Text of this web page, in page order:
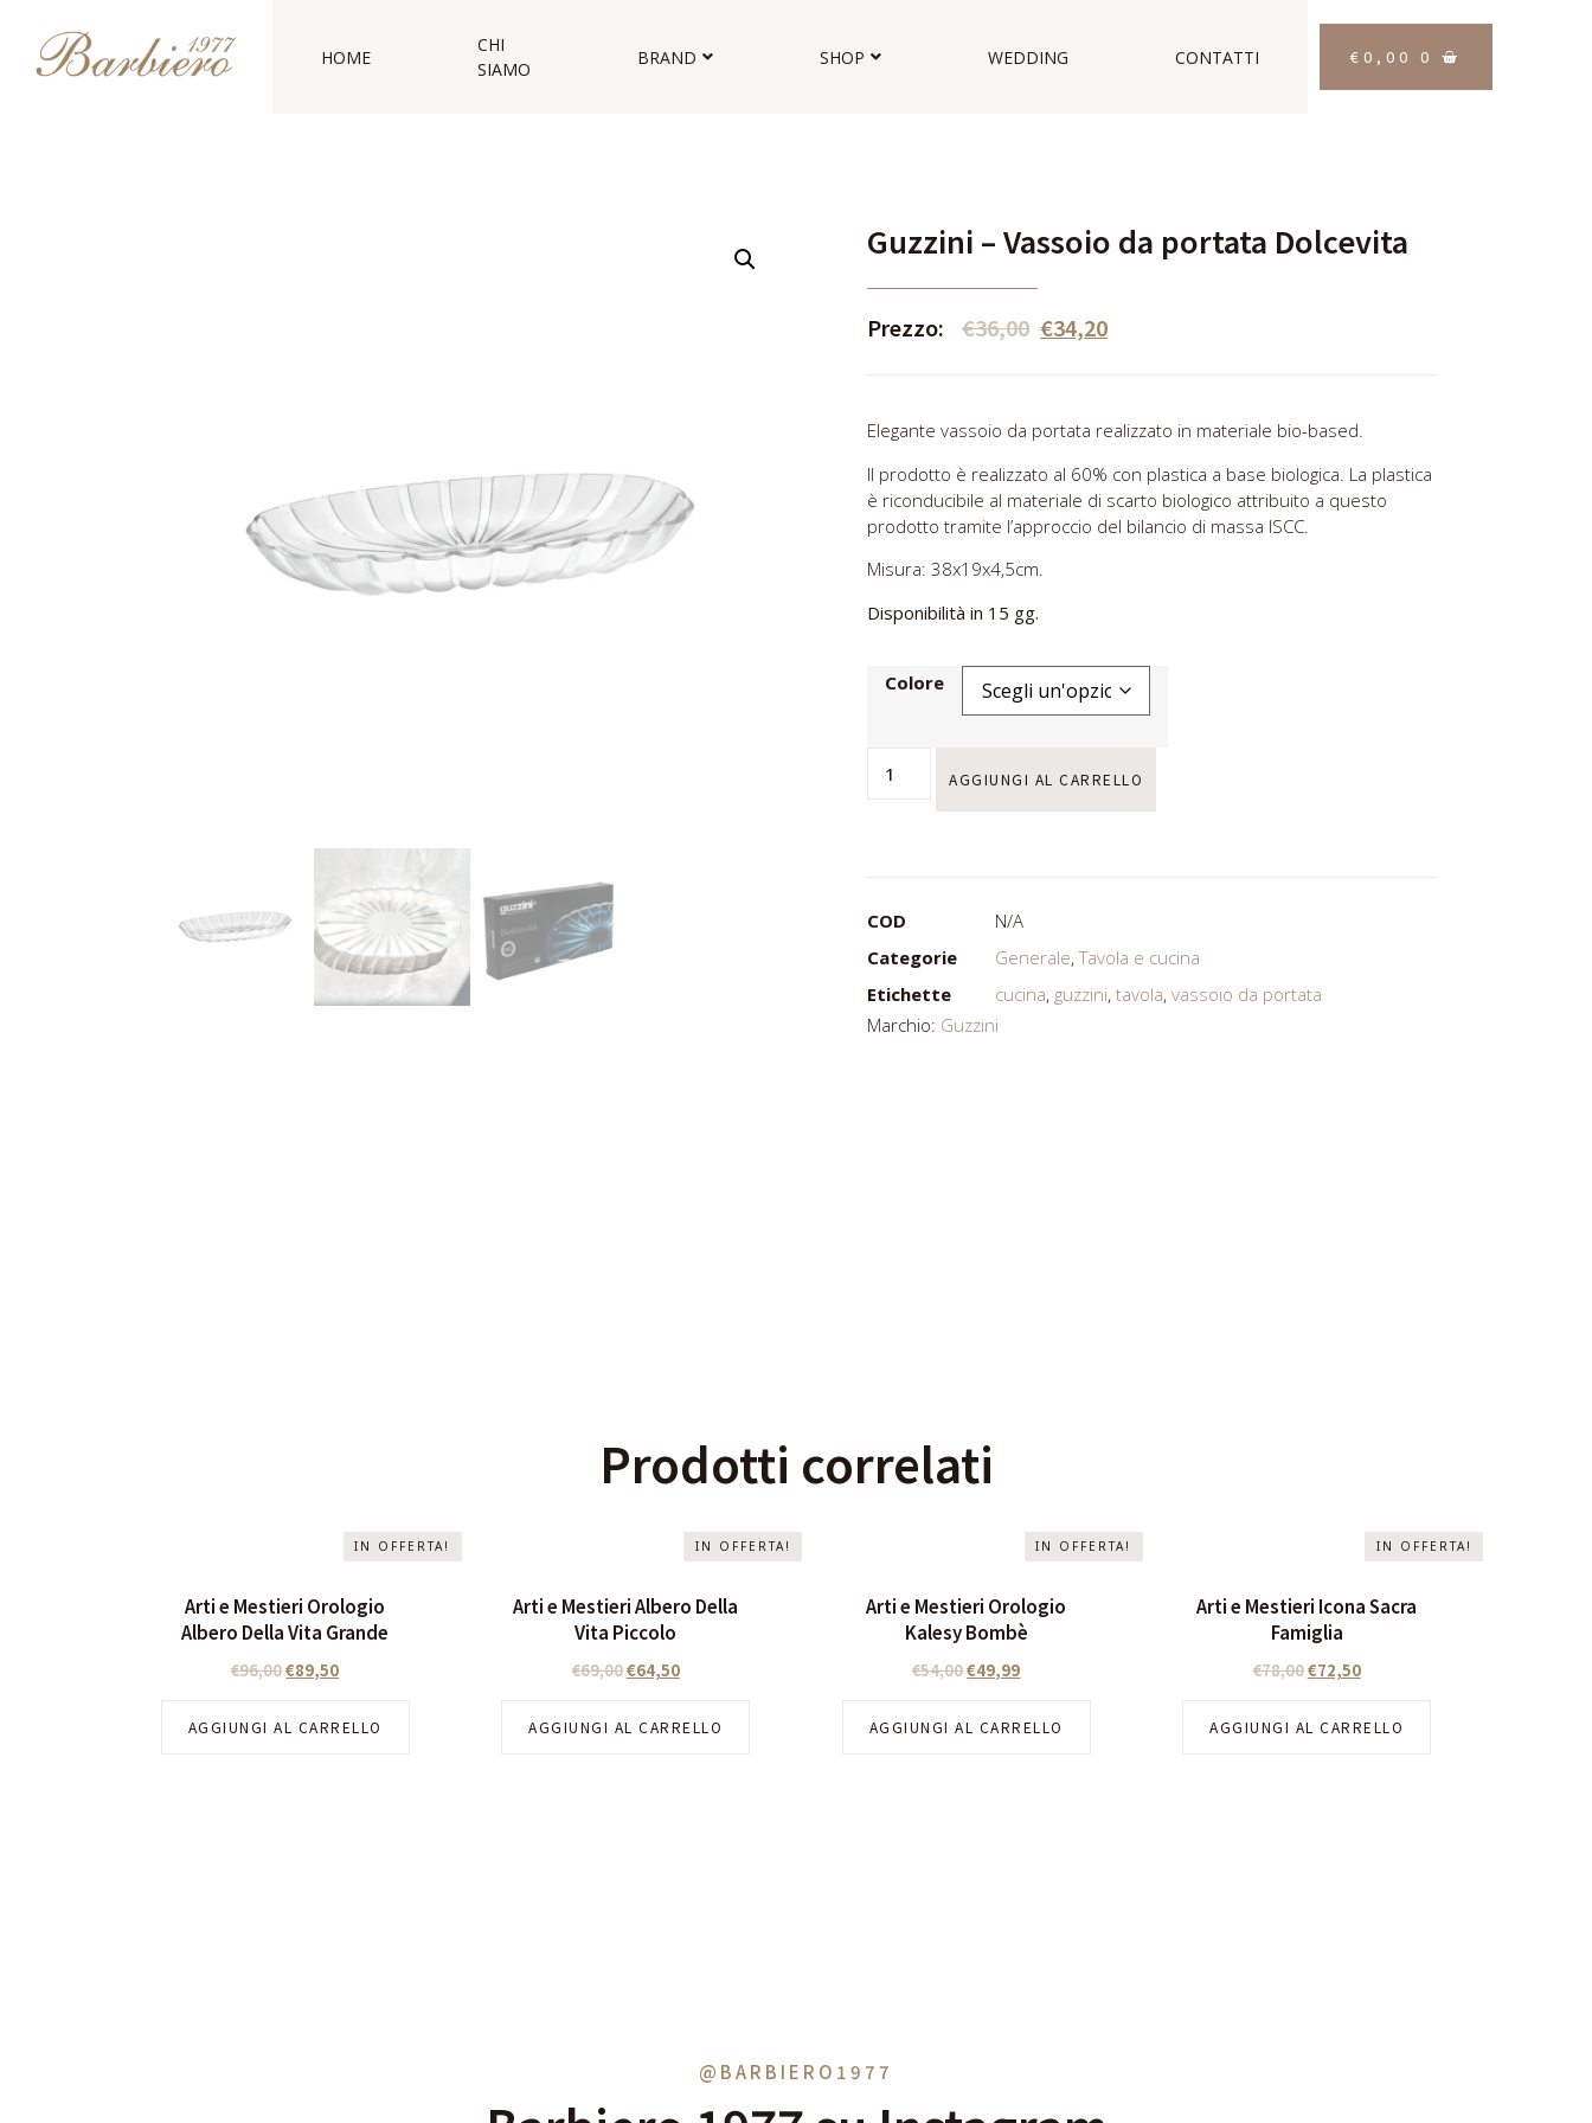
HOME
CHI
SIAMO
BRAND SHOP WEDDING CONTATTI € 0,00 0
Guzzini – Vassoio da portata Dolcevita
Prezzo: €36,00 €34,20
Elegante vassoio da portata realizzato in materiale bio-based.
Il prodotto è realizzato al 60% con plastica a base biologica. La plastica
è riconducibile al materiale di scarto biologico attribuito a questo
prodotto tramite l’approccio del bilancio di massa ISCC.
Misura: 38x19x4,5cm.
Disponibilità in 15 gg.
Colore
AGGIUNGI AL CARRELLO
COD
N/A
Categorie
Generale,Tavola e cucina
Etichette
cucina, guzzini, tavola, vassoio da portata
Marchio: Guzzini
Prodotti correlati
IN OFFERTA!
Arti e Mestieri Orologio
Albero Della Vita Grande
€96,00€89,50
AGGIUNGI AL CARRELLO
IN OFFERTA!
Arti e Mestieri Albero Della
Vita Piccolo
€69,00€64,50
AGGIUNGI AL CARRELLO
IN OFFERTA!
Arti e Mestieri Orologio
Kalesy Bombè
€54,00€49,99
AGGIUNGI AL CARRELLO
IN OFFERTA!
Arti e Mestieri Icona Sacra
Famiglia
€78,00€72,50
AGGIUNGI AL CARRELLO
@BARBIERO1977